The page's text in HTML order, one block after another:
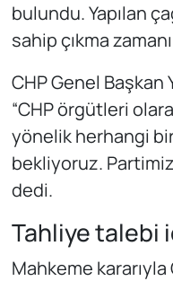
bulundu. Yapılan
sahip çıkma
CHP Genel Başkan
“CHP örgütleri
yönelik herhangi
bekliyoruz.
dedi.
Tahliye talebi
Mahkeme